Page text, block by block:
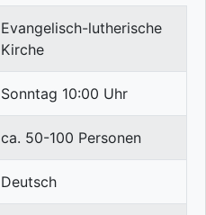
Evangelisch-lutherische
Kirche
Sonntag 10:00 Uhr
ca. 50-100 Personen
Deutsch